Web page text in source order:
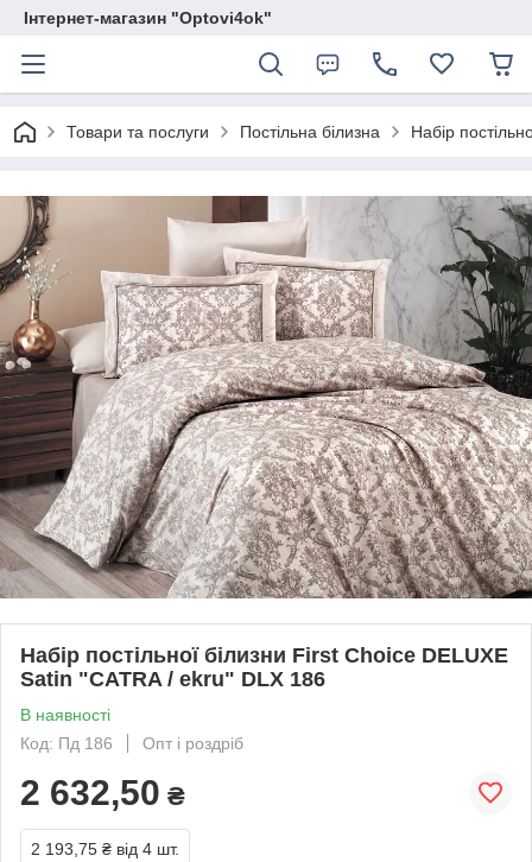
Інтернет-магазин "Optovi4ok"
Товари та послуги Постільна білизна Набір
Набір постільної білизни First Choice DELUXE
Satin "CATRA / ekru" DLX 186
В наявності
Код: Пд 186
Опт і роздріб
2 632,50 ₴
2 193,75 ₴ від 4 шт.